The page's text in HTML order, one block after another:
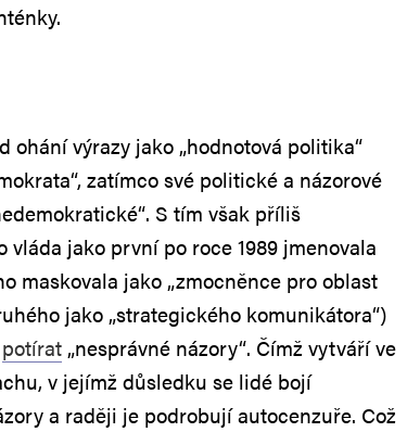
ohání výrazy jako „hodnotová politika“
zatímco své politické a názorové
S tím však příliš
vláda jako první po roce 1989 jmenovala
maskovala jako „zmocněnce pro oblast
jako „strategického komunikátora“)
potírat „nesprávné názory“. Čímž vytváří ve
v jejímž důsledku se lidé bojí
a raději je podrobují autocenzuře. Což